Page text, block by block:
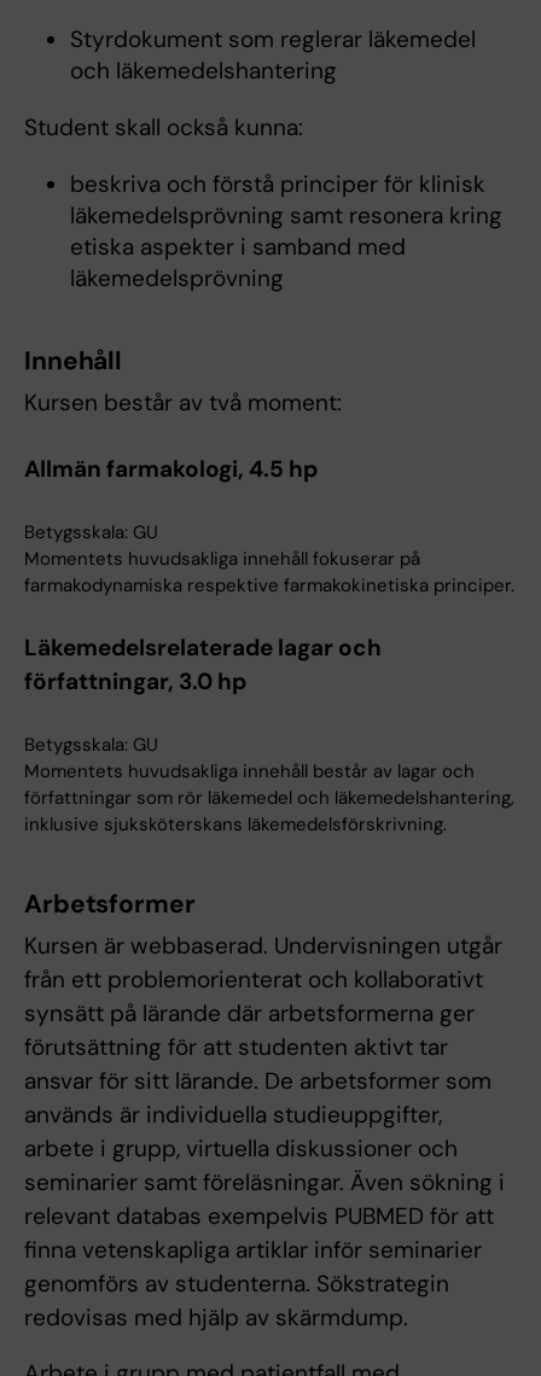
Styrdokument som reglerar läkemedel
och läkemedelshantering
Student skall också kunna:
beskriva och förstå principer för klinisk
läkemedelsprövning samt resonera kring
etiska aspekter i samband med
läkemedelsprövning
Innehåll
Kursen består av två moment:
Allmän farmakologi, 4.5 hp
Betygsskala: GU
Momentets huvudsakliga innehåll fokuserar på
farmakodynamiska respektive farmakokinetiska principer.
Läkemedelsrelaterade lagar och
författningar, 3.0 hp
Betygsskala: GU
Momentets huvudsakliga innehåll består av lagar och
författningar som rör läkemedel och läkemedelshantering,
inklusive sjuksköterskans läkemedelsförskrivning.
Arbetsformer
Kursen är webbaserad. Undervisningen utgår
från ett problemorienterat och kollaborativt
synsätt på lärande där arbetsformerna ger
förutsättning för att studenten aktivt tar
ansvar för sitt lärande. De arbetsformer som
används är individuella studieuppgifter,
arbete i grupp, virtuella diskussioner och
seminarier samt föreläsningar. Även sökning i
relevant databas exempelvis PUBMED för att
finna vetenskapliga artiklar inför seminarier
genomförs av studenterna. Sökstrategin
redovisas med hjälp av skärmdump.